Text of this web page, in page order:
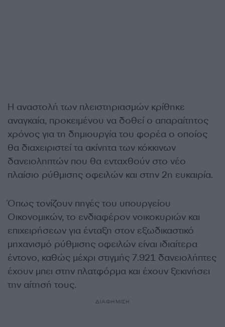
Η αναστολή των πλειστηριασμών κρίθηκε
αναγκαία, προκειμένου να δοθεί ο απαραίτητος
χρόνος για τη δημιουργία του φορέα ο οποίος
θα διαχειριστεί τα ακίνητα των κόκκινων
δανειοληπτών που θα ενταχθούν στο νέο
πλαίσιο ρύθμισης οφειλών και στην 2η ευκαιρία.
Όπως τονίζουν πηγές του υπουργείου
Οικονομικών, το ενδιαφέρον νοικοκυριών και
επιχειρήσεων για ένταξη στον εξωδικαστικό
μηχανισμό ρύθμισης οφειλών είναι ιδιαίτερα
έντονο, καθώς μέχρι στιγμής 7.921 δανειολήπτες
έχουν μπει στην πλατφόρμα και έχουν ξεκινήσει
την αίτησή τους.
ΔΙΑΦΗΜΙΣΗ